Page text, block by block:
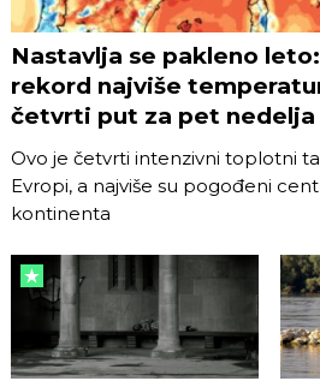
Nastavlja se pakleno
rekord najviše
četvrti put za pet nedelja
Ovo je četvrti intenzivni toplotni
Evropi, a najviše su pogođeni
kontinenta